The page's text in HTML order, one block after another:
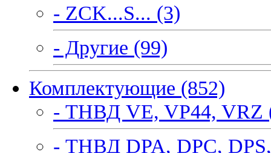
- ZCK...S... (3)
- Другие (99)
Комплектующие (852)
- ТНВД VE, VP44, VRZ
- ТНВД DPA, DPC,